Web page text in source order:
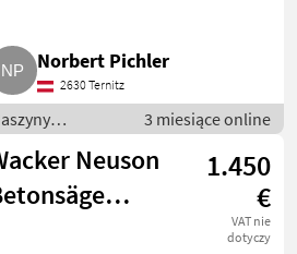
Norbert Pichler
2630 Ternitz
/
sprzęt
3 miesiące online
Neuson
1.450
€
VAT nie
dotyczy